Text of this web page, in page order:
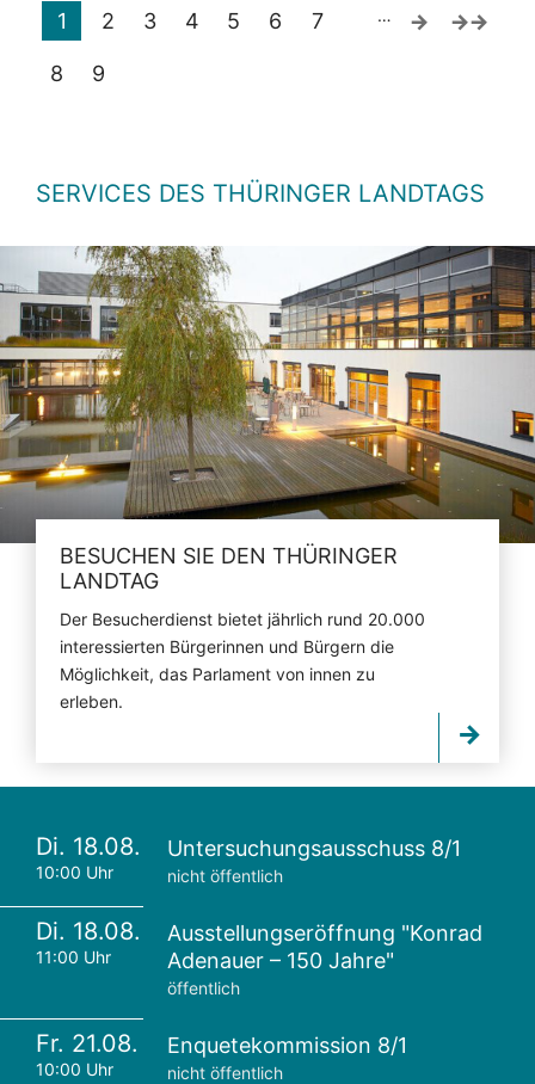
1 2 3 4 5 6 7
8 9
…
SERVICES DES THÜRINGER LANDTAGS
BESUCHEN SIE DEN THÜRINGER
LANDTAG
Der Besucherdienst bietet jährlich rund 20.000
interessierten Bürgerinnen und Bürgern die
Möglichkeit, das Parlament von innen zu
erleben.
Di. 18.08.
10:00 Uhr
Untersuchungsausschuss 8/1
nicht öffentlich
Di. 18.08.
11:00 Uhr
Ausstellungseröffnung "Konrad
Adenauer – 150 Jahre"
öffentlich
Fr. 21.08.
10:00 Uhr
Enquetekommission 8/1
nicht öffentlich